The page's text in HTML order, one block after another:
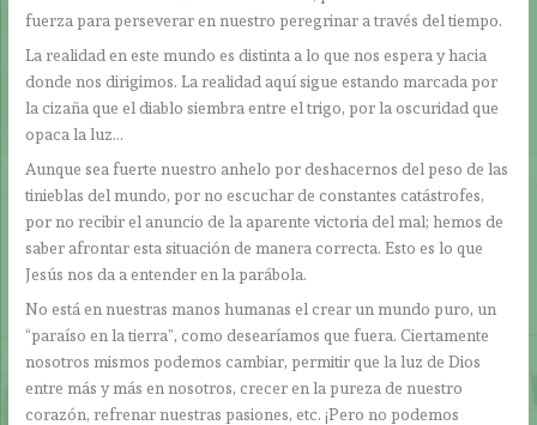
fuerza para perseverar en nuestro peregrinar a través del tiempo.
La realidad en este mundo es distinta a lo que nos espera y hacia
donde nos dirigimos. La realidad aquí sigue estando marcada por
la cizaña que el diablo siembra entre el trigo, por la oscuridad que
opaca la luz…
Aunque sea fuerte nuestro anhelo por deshacernos del peso de las
tinieblas del mundo, por no escuchar de constantes catástrofes,
por no recibir el anuncio de la aparente victoria del mal; hemos de
saber afrontar esta situación de manera correcta. Esto es lo que
Jesús nos da a entender en la parábola.
No está en nuestras manos humanas el crear un mundo puro, un
“paraíso en la tierra”, como desearíamos que fuera. Ciertamente
nosotros mismos podemos cambiar, permitir que la luz de Dios
entre más y más en nosotros, crecer en la pureza de nuestro
corazón, refrenar nuestras pasiones, etc. ¡Pero no podemos